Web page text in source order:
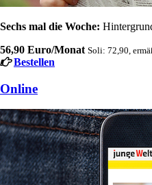
Sechs mal die Woche:
56,90 Euro/Monat Soli: 72,90,
Bestellen
Online